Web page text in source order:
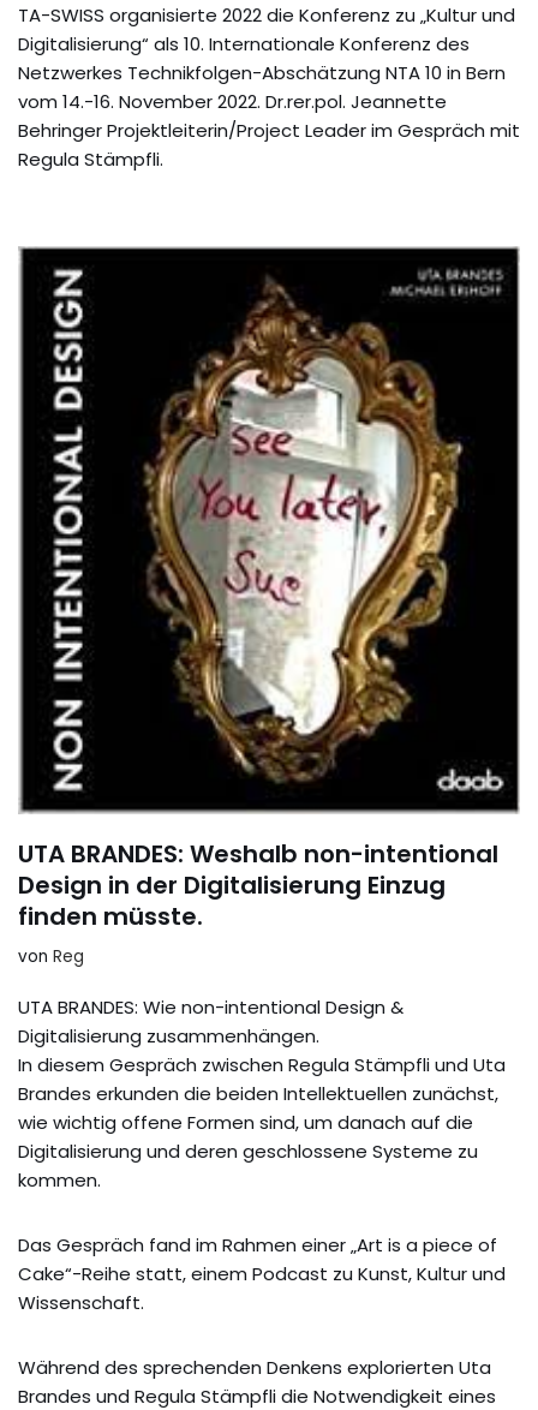
TA-SWISS organisierte 2022 die Konferenz zu „Kultur und
Digitalisierung“ als 10. Internationale Konferenz des
Netzwerkes Technikfolgen-Abschätzung NTA 10 in Bern
vom 14.-16. November 2022. Dr.rer.pol. Jeannette
Behringer Projektleiterin/Project Leader im Gespräch mit
Regula Stämpfli.
UTA BRANDES: Weshalb non-intentional
Design in der Digitalisierung Einzug
finden müsste.
von Reg
UTA BRANDES: Wie non-intentional Design &
Digitalisierung zusammenhängen.
In diesem Gespräch zwischen Regula Stämpfli und Uta
Brandes erkunden die beiden Intellektuellen zunächst,
wie wichtig offene Formen sind, um danach auf die
Digitalisierung und deren geschlossene Systeme zu
kommen.
Das Gespräch fand im Rahmen einer „Art is a piece of
Cake“-Reihe statt, einem Podcast zu Kunst, Kultur und
Wissenschaft.
Während des sprechenden Denkens explorierten Uta
Brandes und Regula Stämpfli die Notwendigkeit eines